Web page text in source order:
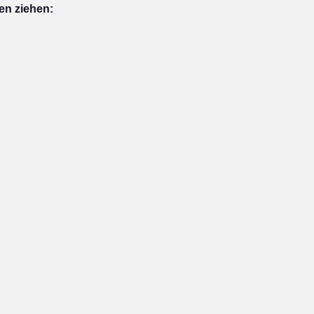
ziehen: